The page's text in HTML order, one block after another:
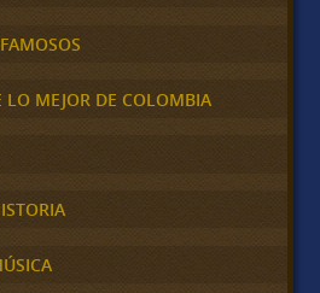
LO MEJOR DE COLOMBIA